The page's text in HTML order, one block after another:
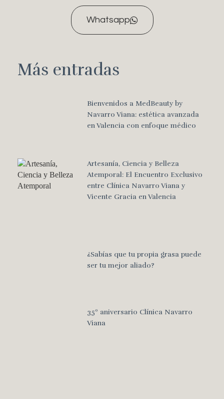
Whatsapp
Más entradas
Bienvenidos a MedBeauty by
Navarro Viana: estética avanzada
en Valencia con enfoque médico
Artesanía, Ciencia y Belleza
Atemporal: El Encuentro Exclusivo
entre Clínica Navarro Viana y
Vicente Gracia en Valencia
¿Sabías que tu propia grasa puede
ser tu mejor aliado?
35º aniversario Clínica Navarro
Viana